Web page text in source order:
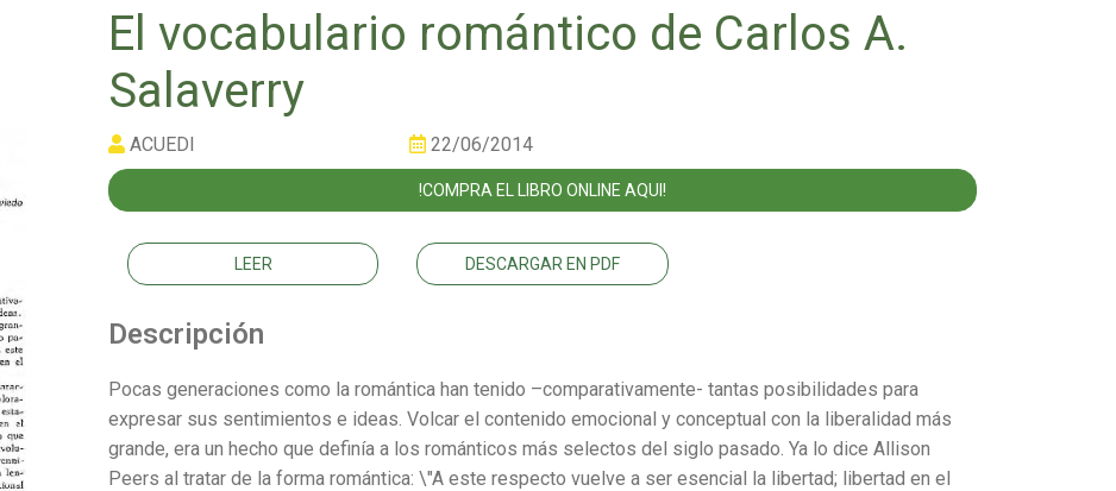
El vocabulario romántico de Carlos A.
Salaverry
ACUEDI 22/06/2014
!COMPRA EL LIBRO ONLINE AQUI!
LEER DESCARGAR EN PDF
Descripción
Pocas generaciones como la romántica han tenido –comparativamente- tantas posibilidades para
expresar sus sentimientos e ideas. Volcar el contenido emocional y conceptual con la liberalidad más
grande, era un hecho que definía a los románticos más selectos del siglo pasado. Ya lo dice Allison
Peers al tratar de la forma romántica: \"A este respecto vuelve a ser esencial la libertad; libertad en el